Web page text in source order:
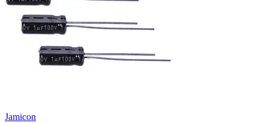
Jamicon